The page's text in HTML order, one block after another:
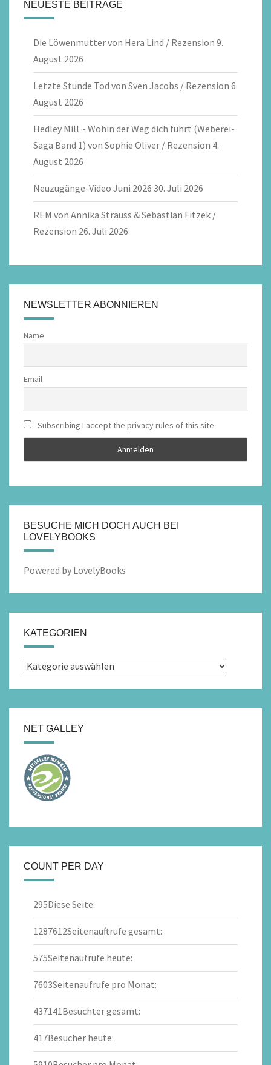
NEUESTE BEITRÄGE
Die Löwenmutter von Hera Lind / Rezension 9.
August 2026
Letzte Stunde Tod von Sven Jacobs / Rezension 6.
August 2026
Hedley Mill ~ Wohin der Weg dich führt (Weberei-
Saga Band 1) von Sophie Oliver / Rezension 4.
August 2026
Neuzugänge-Video Juni 2026 30. Juli 2026
REM von Annika Strauss & Sebastian Fitzek /
Rezension 26. Juli 2026
NEWSLETTER ABONNIEREN
Name
Email
Subscribing I accept the privacy rules of this site
BESUCHE MICH DOCH AUCH BEI
LOVELYBOOKS
Powered by LovelyBooks
KATEGORIEN
Kategorien
NET GALLEY
COUNT PER DAY
295Diese Seite:
1287612Seitenauftrufe gesamt:
575Seitenaufrufe heute:
7603Seitenaufrufe pro Monat:
437141Besuchter gesamt:
417Besucher heute: